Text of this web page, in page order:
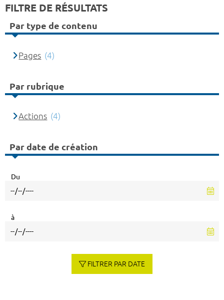
FILTRE DE RÉSULTATS
Par type de contenu
Pages (4)
Par rubrique
Actions (4)
Par date de création
Du
à
FILTRER PAR DATE